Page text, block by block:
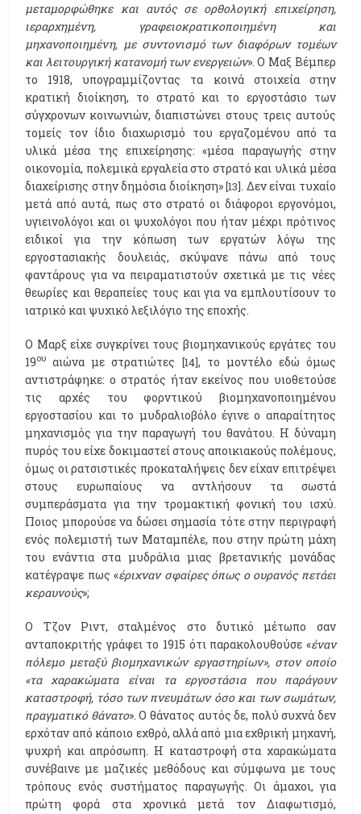
μεταμορφώθηκε και αυτός σε ορθολογική επιχείρηση,
ιεραρχημένη, γραφειοκρατικοποιημένη και
μηχανοποιημένη, με συντονισμό των διαφόρων τομέων
και λειτουργική κατανομή των ενεργειών». Ο Μαξ Βέμπερ
το 1918, υπογραμμίζοντας τα κοινά στοιχεία στην
κρατική διοίκηση, το στρατό και το εργοστάσιο των
σύγχρονων κοινωνιών, διαπιστώνει στους τρεις αυτούς
τομείς τον ίδιο διαχωρισμό του εργαζομένου από τα
υλικά μέσα της επιχείρησης: «μέσα παραγωγής στην
οικονομία, πολεμικά εργαλεία στο στρατό και υλικά μέσα
διαχείρισης στην δημόσια διοίκηση»[13]. Δεν είναι τυχαίο
μετά από αυτά, πως στο στρατό οι διάφοροι εργονόμοι,
υγιεινολόγοι και οι ψυχολόγοι που ήταν μέχρι πρότινος
ειδικοί για την κόπωση των εργατών λόγω της
εργοστασιακής δουλειάς, σκύψανε πάνω από τους
φαντάρους για να πειραματιστούν σχετικά με τις νέες
θεωρίες και θεραπείες τους και για να εμπλουτίσουν το
ιατρικό και ψυχικό λεξιλόγιο της εποχής.
Ο Μαρξ είχε συγκρίνει τους βιομηχανικούς εργάτες του
19ου αιώνα με στρατιώτες [14], το μοντέλο εδώ όμως
αντιστράφηκε: ο στρατός ήταν εκείνος που υιοθετούσε
τις αρχές του φορντικού βιομηχανοποιημένου
εργοστασίου και το μυδραλιοβόλο έγινε ο απαραίτητος
μηχανισμός για την παραγωγή του θανάτου. Η δύναμη
πυρός του είχε δοκιμαστεί στους αποικιακούς πολέμους,
όμως οι ρατσιστικές προκαταλήψεις δεν είχαν επιτρέψει
στους ευρωπαίους να αντλήσουν τα σωστά
συμπεράσματα για την τρομακτική φονική του ισχύ.
Ποιος μπορούσε να δώσει σημασία τότε στην περιγραφή
ενός πολεμιστή των Ματαμπέλε, που στην πρώτη μάχη
του ενάντια στα μυδράλια μιας βρετανικής μονάδας
κατέγραψε πως «έριχναν σφαίρες όπως ο ουρανός πετάει
κεραυνούς»;
Ο Τζον Ριντ, σταλμένος στο δυτικό μέτωπο σαν
ανταποκριτής γράφει το 1915 ότι παρακολουθούσε «έναν
πόλεμο μεταξύ βιομηχανικών εργαστηρίων», στον οποίο
«τα χαρακώματα είναι τα εργοστάσια που παράγουν
καταστροφή, τόσο των πνευμάτων όσο και των σωμάτων,
πραγματικό θάνατο». Ο θάνατος αυτός δε, πολύ συχνά δεν
ερχόταν από κάποιο εχθρό, αλλά από μια εχθρική μηχανή,
ψυχρή και απρόσωπη. Η καταστροφή στα χαρακώματα
συνέβαινε με μαζικές μεθόδους και σύμφωνα με τους
τρόπους ενός συστήματος παραγωγής. Οι άμαχοι, για
πρώτη φορά στα χρονικά μετά τον Διαφωτισμό,